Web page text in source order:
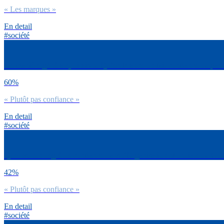
« Les marques »
En detail
#société
60%
« Plutôt pas confiance »
En detail
#société
42%
« Plutôt pas confiance »
En detail
#société